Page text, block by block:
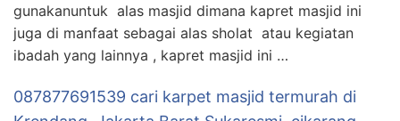
gunakanuntuk alas masjid dimana kapret masjid ini
juga di manfaat sebagai alas sholat atau kegiatan
ibadah yang lainnya , kapret masjid ini …
087877691539 cari karpet masjid termurah di